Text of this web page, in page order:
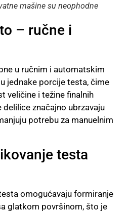
mašine su neophodne
– ručne i
u ručnim i automatskim
jednake porcije testa, čime
veličine i težine finalnih
značajno ubrzavaju
potrebu za manuelnim
testa
omogućavaju formiranje
glatkom površinom, što je